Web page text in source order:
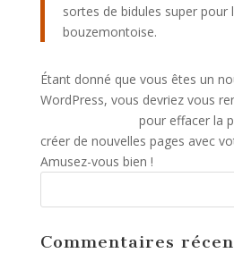
sortes de bidules super pour
bouzemontoise.
Étant donné que vous êtes un
WordPress, vous devriez vous
pour effacer la
créer de nouvelles pages avec
Amusez-vous bien !
Commentaires